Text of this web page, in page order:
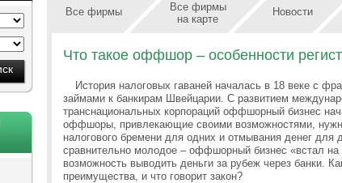
Все фирмы
Все фирмы
на карте
Новости
Что такое оффшор – особенности
История налоговых гаваней началась в 18 веке с
займами к банкирам Швейцарии. С развитием
транснациональных корпораций оффшорный бизнес
оффшоры, привлекающие своими возможностями,
налогового бремени для одних и отмывания денег для
сравнительно молодое – оффшорный бизнес «встал на
возможность выводить деньги за рубеж через банки.
преимущества, и что говорит закон?